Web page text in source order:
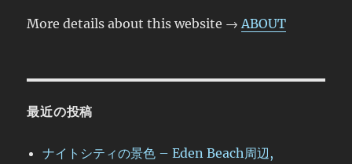
More details about this website →ABOUT
最近の投稿
ナイトシティの景色 – Eden Beach周辺,